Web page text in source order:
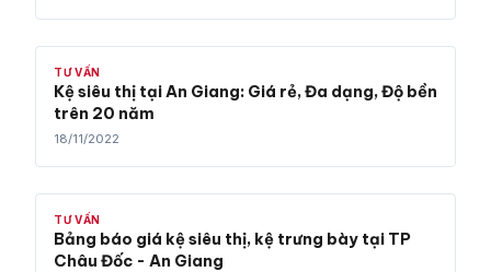
TƯ VẤN
Kệ siêu thị tại An Giang: Giá rẻ, Đa dạng, Độ bền
trên 20 năm
18/11/2022
TƯ VẤN
Bảng báo giá kệ siêu thị, kệ trưng bày tại TP
Châu Đốc - An Giang